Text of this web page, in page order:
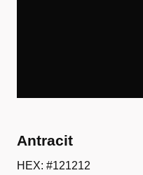
Antracit
HEX: #121212